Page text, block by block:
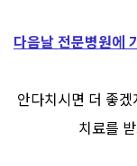
다음날 전문병원에
안다치시면 더 좋
치료를